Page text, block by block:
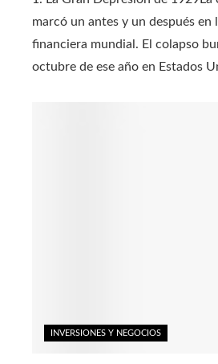
marcó un antes y un después en
financiera mundial. El colapso
octubre de ese año en Estados
INVERSIONES Y NEGOCIOS